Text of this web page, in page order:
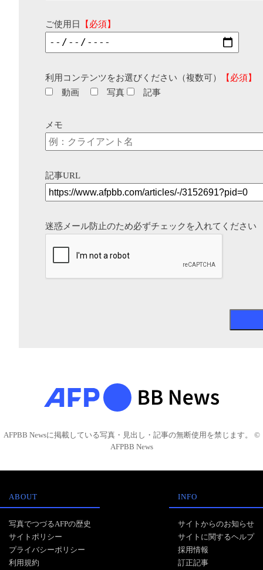
ご使用日 【必須】
利用コンテンツをお選びください（複数可）
【必須】
動画
写真 記事
メモ
記事URL
迷惑メール防止のため必ずチェックを入れてください
AFPBB Newsに掲載している写真・見出し・記事の無断使用を禁じます。 ©
AFPBB News
ABOUT
写真でつづるAFPの歴史
サイトポリシー
プライバシーポリシー
利用規約
INFO
サイトからのお知らせ
サイトに関するヘルプ
採用情報
訂正記事